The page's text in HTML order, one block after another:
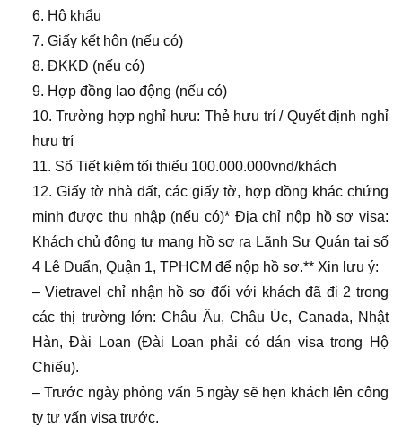
6. Hộ khẩu
7. Giấy kết hôn (nếu có)
8. ĐKKD (nếu có)
9. Hợp đồng lao động (nếu có)
10. Trường hợp nghỉ hưu: Thẻ hưu trí / Quyết định nghỉ
hưu trí
11. Sổ Tiết kiệm tối thiểu 100.000.000vnd/khách
12. Giấy tờ nhà đất, các giấy tờ, hợp đồng khác chứng
minh được thu nhập (nếu có)* Địa chỉ nộp hồ sơ visa:
Khách chủ động tự mang hồ sơ ra Lãnh Sự Quán tại số
4 Lê Duẩn, Quận 1, TPHCM để nộp hồ sơ.** Xin lưu ý:
– Vietravel chỉ nhận hồ sơ đối với khách đã đi 2 trong
các thị trường lớn: Châu Âu, Châu Úc, Canada, Nhật
Hàn, Đài Loan (Đài Loan phải có dán visa trong Hộ
Chiếu).
– Trước ngày phỏng vấn 5 ngày sẽ hẹn khách lên công
ty tư vấn visa trước.